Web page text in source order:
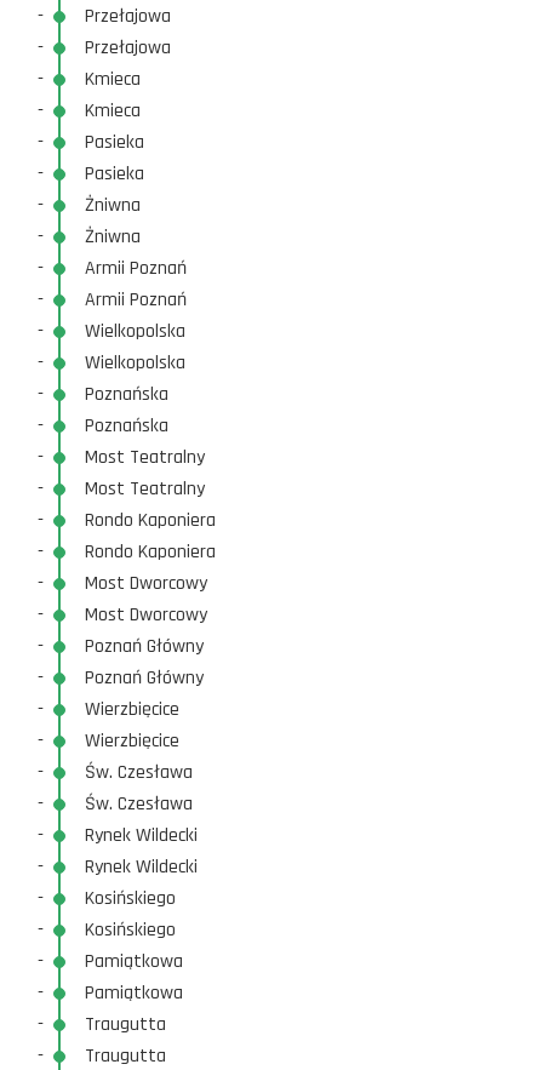
-
Przełajowa
-
Przełajowa
-
Kmieca
-
Kmieca
-
Pasieka
-
Pasieka
-
Żniwna
-
Żniwna
-
Armii Poznań
-
Armii Poznań
-
Wielkopolska
-
Wielkopolska
-
Poznańska
-
Poznańska
-
Most Teatralny
-
Most Teatralny
-
Rondo Kaponiera
-
Rondo Kaponiera
-
Most Dworcowy
-
Most Dworcowy
-
Poznań Główny
-
Poznań Główny
-
Wierzbięcice
-
Wierzbięcice
-
Św. Czesława
-
Św. Czesława
-
Rynek Wildecki
-
Rynek Wildecki
-
Kosińskiego
-
Kosińskiego
-
Pamiątkowa
-
Pamiątkowa
-
Traugutta
-
Traugutta